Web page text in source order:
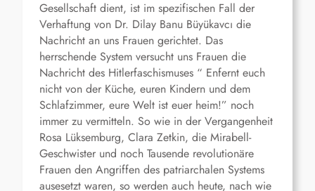
Gesellschaft dient, ist im spezifischen Fall der
Verhaftung von Dr. Dilay Banu Büyükavcı die
Nachricht an uns Frauen gerichtet. Das
herrschende System versucht uns Frauen die
Nachricht des Hitlerfaschismuses “ Enfernt euch
nicht von der Küche, euren Kindern und dem
Schlafzimmer, eure Welt ist euer heim!” noch
immer zu vermitteln. So wie in der Vergangenheit
Rosa Lüksemburg, Clara Zetkin, die Mirabell-
Geschwister und noch Tausende revolutionäre
Frauen den Angriffen des patriarchalen Systems
ausesetzt waren, so werden auch heute, nach wie